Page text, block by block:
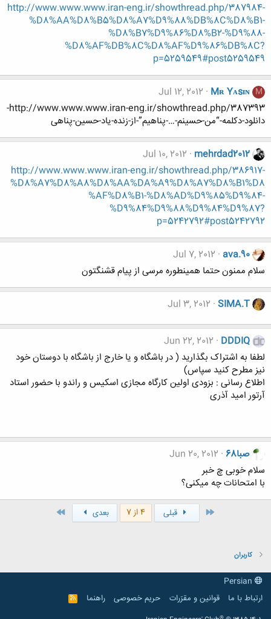
http://www.www.www.iran-eng.ir/showthread.php/387984-
%D8%AA%D8%B5%D8%A7%D9%88%DB%8C%D8%B1-
%D8%B7%D9%86%D8%B2-%D9%88-
%D8%AF%DB%8C%D8%AF%D9%86%DB%8C?
p=5259549#post5259549
M
Mʀ Yᴀsɪɴ
Jul 12, 2012
http://www.www.www.iran-eng.ir/showthread.php/387393-
دانلود-دکلمه-“من-حسینم-…-پناهیم”-از-زنده-یاد-حسین-پناهی
mehrdad2012
Jul 10, 2012
http://www.www.www.iran-eng.ir/showthread.php/386917-
%D8%A7%D8%A8%D8%AA%DA%A9%D8%A7%D8%B1%D8
%AF%D8%B1-%D8%AD%D9%85%D9%84-
%D9%84%D9%88%D9%84%D9%87?
p=5242792#post5242792
ava.90
Jul 7, 2012
سلام ممنون حتما همینطوره مرسی از پیام قشنگتون
SIMA.T
Jul 3, 2012
DDDIQ
Jun 22, 2012
لطفا به اشتراک بگذارید ( در باشگاه و یا خارج از باشگاه با دوستان خود
نیز مطرح کنید سپاس)
اطلاع رسانی : بزودی اولین کارگاه مجازی اسکیس و راندو با حضور استاد
آرتور امید آذری
صبا68
Jun 20, 2012
سلام خوبی چ خبر
با امتحانات چه میکنی؟
اول قبلی 4 از 7 بعدی
کاربران
ارتباط با ما
قوانین و مقرّرات حریم خصوصی راهنما
R
S